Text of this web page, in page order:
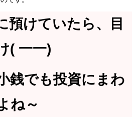
預けていたら、目
( 一一)
銭でも投資にまわ
ね～